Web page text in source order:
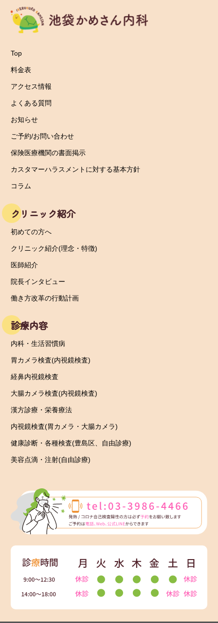
Top
料金表
アクセス情報
よくある質問
お知らせ
ご予約/お問い合わせ
保険医療機関の書面掲示
カスタマーハラスメントに対する基本方針
コラム
クリニック紹介
初めての方へ
クリニック紹介(理念・特徴)
医師紹介
院長インタビュー
働き方改革の行動計画
診療内容
内科・生活習慣病
胃カメラ検査(内視鏡検査)
経鼻内視鏡検査
大腸カメラ検査(内視鏡検査)
漢方診療・栄養療法
内視鏡検査(胃カメラ・大腸カメラ)
健康診断・各種検査(豊島区、自由診療)
美容点滴・注射(自由診療)